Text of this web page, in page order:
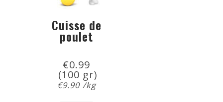
Cuisse de
poulet
€0.99
(100 gr)
€9.90 /kg